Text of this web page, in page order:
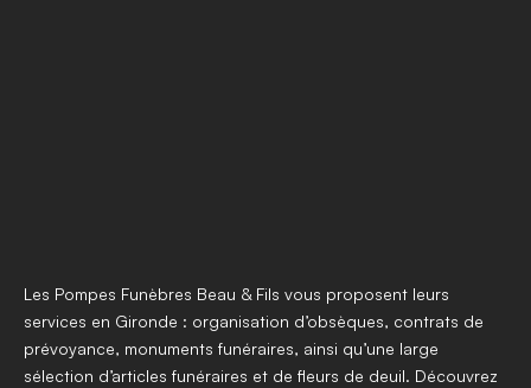
Plaques funéraires
Fleurs synthétiques
Les Pompes Funèbres Beau & Fils vous proposent leurs
services en Gironde : organisation d’obsèques, contrats de
prévoyance, monuments funéraires, ainsi qu’une large
sélection d’articles funéraires et de fleurs de deuil. Découvrez